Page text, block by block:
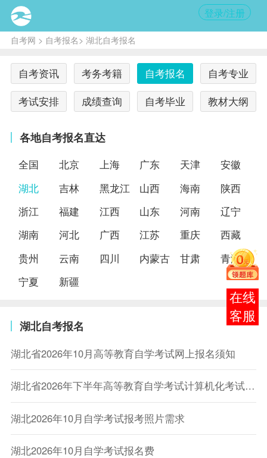
登录/注册
自考网 > 自考报名> 湖北自考报名
自考资讯 考务考籍 自考报名
自考专业
考试安排
成绩查询 自考毕业 教材大纲
各地自考报名直达
全国 北京 上海 广东 天津
安徽
湖北
吉林 黑龙江 山西 海南
陕西
浙江
福建 江西 山东 河南
辽宁
湖南
河北 广西 江苏 重庆
西藏
贵州
云南 四川 内蒙古 甘肃
青海
宁夏
新疆
湖北自考报名
湖北省2026年10月高等教育自学考试网上报名须知
湖北省2026年下半年高等教育自学考试计算机化考试网上报名须知
湖北2026年10月自学考试报考照片需求
湖北2026年10月自学考试报名费
在线
客服